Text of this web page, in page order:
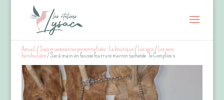
Accueil / Sacs et accessoires personnalisés - La boutique/ Les sacs/ Les sacs
bandoulière/ Sac à main en fausse fourrure marron tachetée “le Complice »